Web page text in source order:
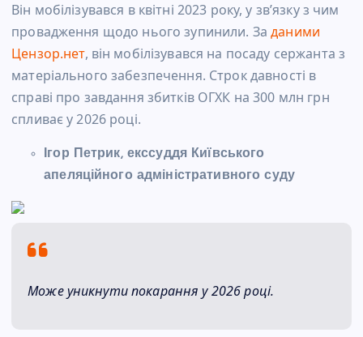
Він мобілізувався в квітні 2023 року, у зв’язку з чим
провадження щодо нього зупинили. Заданими
Цензор.нет, він мобілізувався на посаду сержанта з
матеріального забезпечення. Строк давності в
справі про завдання збитків ОГХК на 300 млн грн
спливає у 2026 році.
Ігор Петрик, екссуддя Київського
апеляційного адміністративного суду
Може уникнути покарання у 2026 році.